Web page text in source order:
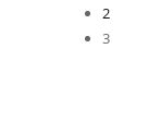
2
3